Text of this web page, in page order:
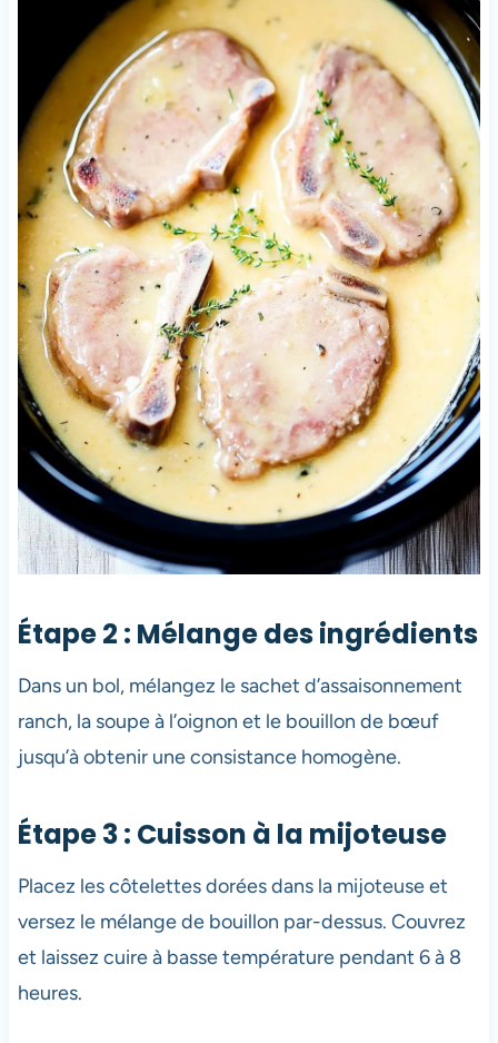
Étape 2 : Mélange des ingrédients
Dans un bol, mélangez le sachet d’assaisonnement
ranch, la soupe à l’oignon et le bouillon de bœuf
jusqu’à obtenir une consistance homogène.
Étape 3 : Cuisson à la mijoteuse
Placez les côtelettes dorées dans la mijoteuse et
versez le mélange de bouillon par-dessus. Couvrez
et laissez cuire à basse température pendant 6 à 8
heures.